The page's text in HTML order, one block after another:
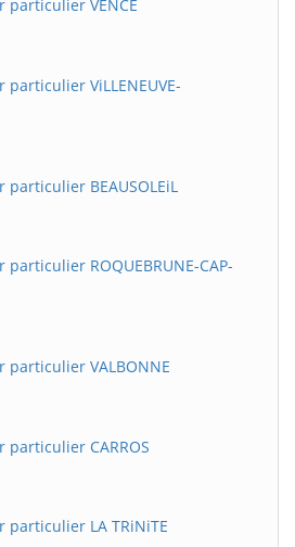
particulier VENCE
ViLLENEUVE-
BEAUSOLEiL
ROQUEBRUNE-CAP-
particulier VALBONNE
CARROS
particulier LA TRiNiTE